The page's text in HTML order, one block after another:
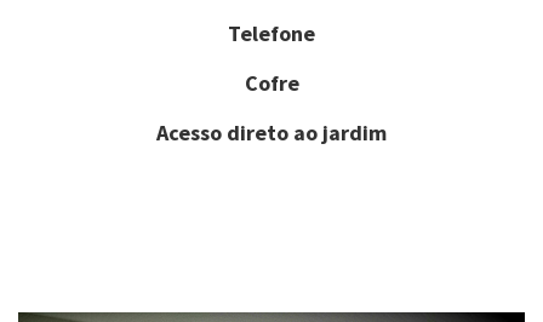
Telefone
Cofre
Acesso direto ao jardim